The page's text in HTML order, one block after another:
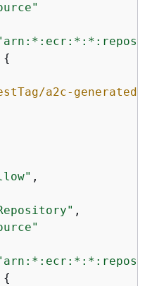
{
a2c-generated"
,
,
{